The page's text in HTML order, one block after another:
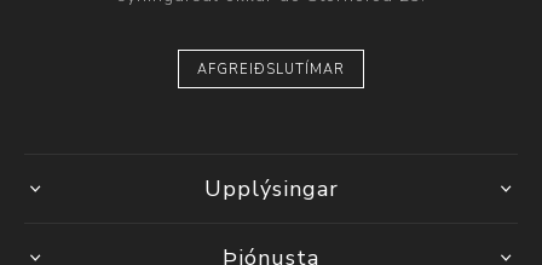
AFGREIÐSLUTÍMAR
Upplýsingar
Þjónusta